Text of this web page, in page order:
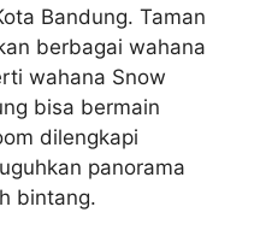
Bandung. Taman
berbagai wahana
wahana Snow
bisa bermain
dilengkapi
panorama
bintang.